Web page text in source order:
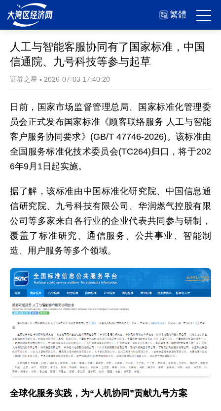
繁體
人工与智能客服协同有了国家标准，中国
信通院、九号科技等参与起草
证券之星 ▪ 2026-07-03 17:40:20
日前，国家市场监督管理总局、国家标准化管理委
员会正式发布国家标准《顾客联络服务 人工与智能
客户服务协同要求》(GB/T 47746-2026)。该标准由
全国服务标准化技术委员会(TC264)归口，将于202
6年9月1日起实施。
据了解，该标准由中国标准化研究院、中国信息通
信研究院、九号科技有限公司、华润燃气控股有限
公司等多家来自各行业的企业代表共同参与研制，
覆盖了标准研究、通信服务、公共事业、智能制
造、用户服务等多个领域。
全球化服务实践，为“人机协同”贡献九号方案